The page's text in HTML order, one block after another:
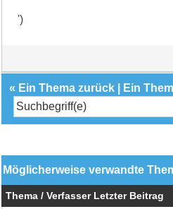
')
« Ein Thema zurück Ein
Möglicherweise verwandte
Thema / Verfasser Letzter Beitrag